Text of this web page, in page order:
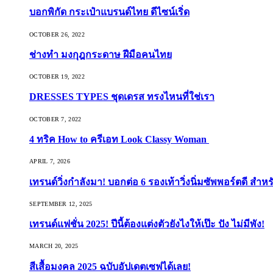
บอกพิกัด กระเป๋าแบรนด์ไทย ดีไซน์เริ่ด
OCTOBER 26, 2022
ช่างทำ มงกุฎกระดาษ ฝีมือคนไทย
OCTOBER 19, 2022
DRESSES TYPES ชุดเดรส ทรงไหนที่ใช่เรา
OCTOBER 7, 2022
4 ทริค How to ครีเอท Look Classy Woman
APRIL 7, 2026
เทรนด์วิ่งกำลังมา! บอกต่อ 6 รองเท้าวิ่งนิ่มซัพพอร์ตดี สำห
SEPTEMBER 12, 2025
เทรนด์แฟชั่น 2025! ปีนี้ต้องแต่งตัวยังไงให้เป๊ะ ปัง ไม่มีพัง!
MARCH 20, 2025
สีเสื้อมงคล 2025 ฉบับอัปเดตเซฟได้เลย!